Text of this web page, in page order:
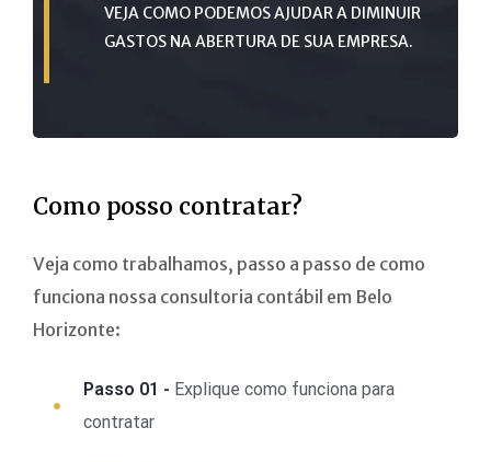
VEJA COMO PODEMOS AJUDAR A DIMINUIR
GASTOS NA ABERTURA DE SUA EMPRESA.
Como posso contratar?
Veja como trabalhamos, passo a passo de como
funciona nossa consultoria contábil em Belo
Horizonte:
Passo 01 - Explique como funciona para
contratar